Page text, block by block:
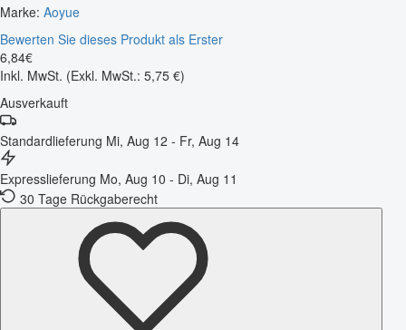
Marke: Aoyue
Bewerten Sie dieses Produkt als Erster
6,84€
Inkl. MwSt. (Exkl. MwSt.: 5,75 €)
Ausverkauft
Standardlieferung Mi, Aug 12 - Fr, Aug 14
Expresslieferung Mo, Aug 10 - Di, Aug 11
30 Tage Rückgaberecht